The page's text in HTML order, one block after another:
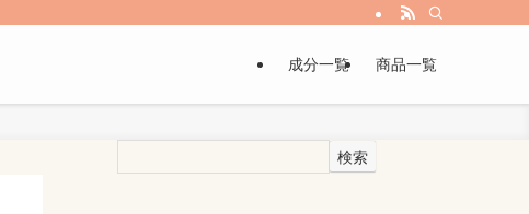
成分一覧 商品一覧
検索